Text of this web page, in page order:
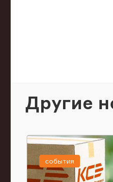
Другие
события